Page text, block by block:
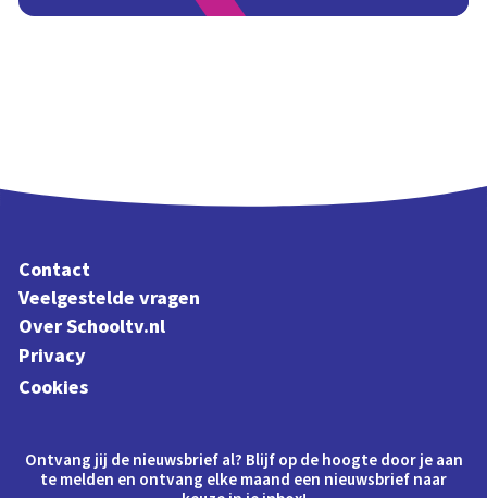
Contact
Veelgestelde vragen
Over Schooltv.nl
Privacy
Cookies
Ontvang jij de nieuwsbrief al? Blijf op de hoogte door je aan
te melden en ontvang elke maand een nieuwsbrief naar